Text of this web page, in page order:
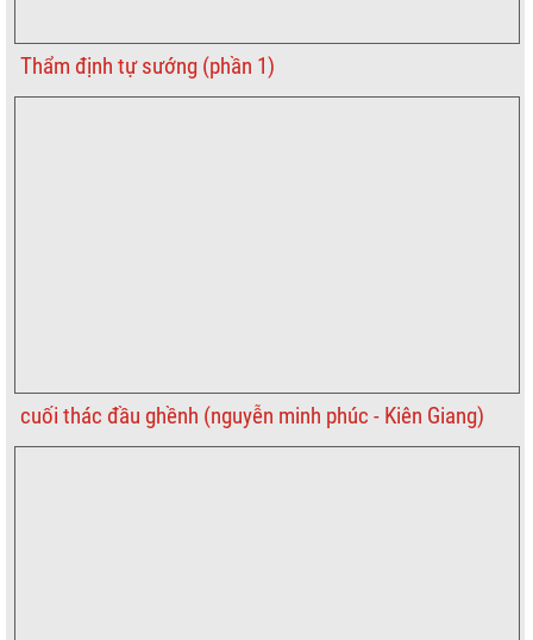
Thẩm định tự sướng (phần 1)
cuối thác đầu ghềnh (nguyễn minh phúc - Kiên Giang)